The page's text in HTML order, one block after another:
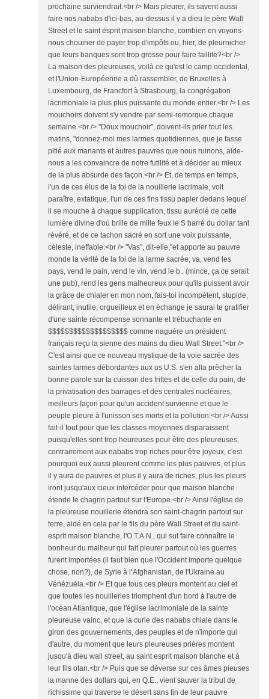
prochaine surviendrait.<br /> Mais pleurer, ils savent aussi
faire nos nababs d'ici-bas, au-dessus il y a dieu le père Wall
Street et le saint esprit maison blanche, combien en voyons-
nous chouiner de payer trop d'impôts ou, hier, de pleurnicher
que leurs banques sont trop grosse pour faire faillite?<br />
La maison des pleureuses, voilà ce qu'est le camp occidental,
et l'Union-Européenne a dû rassembler, de Bruxelles à
Luxembourg, de Francfort à Strasbourg, la congrégation
lacrimoniale la plus plus puissante du monde entier.<br /> Les
mouchoirs doivent s'y vendre par semi-remorque chaque
semaine.<br /> "Doux mouchoir", doivent-ils prier tout les
matins, "donnez-moi mes larmes quotidiennes, que je fasse
pitié aux manants et autres pauvres que nous ruinons, aide-
nous a les convaincre de notre futilité et à décider au mieux
de la plus absurde des façon.<br /> Et, de temps en temps,
l'un de ces élus de la foi de la nouillerie lacrimale, voit
paraître, extatique, l'un de ces fins tissu papier dedans lequel
il se mouche à chaque supplication, tissu auréolé de cette
lumière divine d'où brille de mille feux le S barré du dollar tant
révéré, et de ce tachon sacré en sort une voix puissante,
céleste, ineffable:<br /> "Vas", dit-elle,"et apporte au pauvre
monde la vérité de la foi de la larme sacrée, va, vend les
pays, vend le pain, vend le vin, vend le b.. (mince, ça ce serait
une pub), rend les gens malheureux pour qu'ils puissent avoir
la grâce de chialer en mon nom, fais-toi incompétent, stupide,
délirant, inutile, orgueilleux et en échange je saurai te gratifier
d'une sainte récompense sonnante et trébuchante en
$$$$$$$$$$$$$$$$$$$ comme naguère un président
français reçu la sienne des mains du dieu Wall Street."<br />
C'est ainsi que ce nouveau mystique de la voie sacrée des
saintes larmes débordantes aux us U.S. s'en alla prêcher la
bonne parole sur la cuisson des frittes et de celle du pain, de
la privatisation des barrages et des centrales nucléaires,
meilleurs façon pour qu'un accident survienne et que le
peuple pleure à l'unisson ses morts et la pollution.<br /> Aussi
fait-il tout pour que les classes-moyennes disparaissent
puisqu'elles sont trop heureuses pour être des pleureuses,
contrairement aux nababs trop riches pour être joyeux, c'est
pourquoi eux aussi pleurent comme les plus pauvres, et plus
il y aura de pauvres et plus il y aura de riches, plus les pleurs
iront jusqu'aux cieux intercéder pour que maison blanche
étende le chagrin partout sur l'Europe.<br /> Ainsi l'église de
la pleureuse nouillerie étendra son saint-chagrin partout sur
terre, aidé en cela par le fils du père Wall Street et du saint-
esprit maison blanche, l'O.T.A.N., qui sut faire connaître le
bonheur du malheur qui fait pleurer partout où les guerres
furent importées (il faut bien que l'Occident importe quelque
chose, non?), de Syrie à l’Afghanistan, de l'Ukraine au
Vénézuéla.<br /> Et que tous ces pleurs montent au ciel et
que toutes les nouilleries triomphent d'un bord à l'autre de
l'océan Atlantique, que l'église lacrimoniale de la sainte
pleureuse vainc, et que la curie des nababs chiale dans le
giron des gouvernements, des peuples et de n'importe qui
d'autre, du moment que leurs pleureuses prières montent
jusqu'à dieu wall street, au saint esprit maison blanche et à
leur fils otan.<br /> Puis que se déverse sur ces âmes pieuses
la manne des dollars qui, en Q.E., vient sauver la tribut de
richissime qui traverse le désert sans fin de leur pauvre